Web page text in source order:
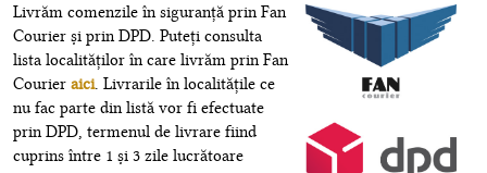
Livrăm comenzile în siguranță prin Fan
Courier și prin DPD. Puteți consulta
lista localităților în care livrăm prin Fan
Courier aici. Livrarile în localitățile ce
nu fac parte din listă vor fi efectuate
prin DPD, termenul de livrare fiind
cuprins între 1 și 3 zile lucrătoare